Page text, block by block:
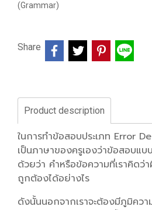
(Grammar)
Share
Product description
ในการทำข้อสอบประเภท Error
เป็นภาษาของครูเองว่าข้อสอบแบ
ด้วยว่า คำหรือข้อความที่เราคิดว่
ถูกต้องได้อย่างไร
ดังนั้นนอกจากเราจะต้องมีภูมิคว